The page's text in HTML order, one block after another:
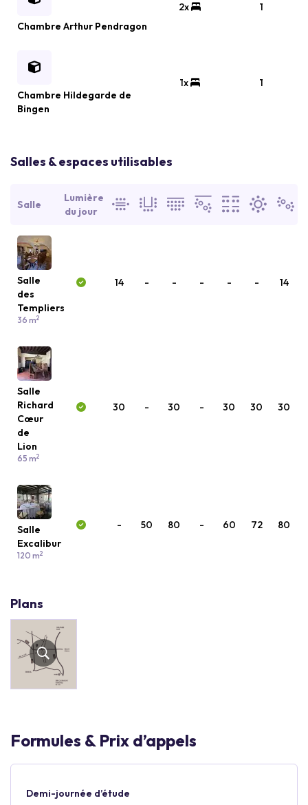
Chambre Arthur Pendragon
2x 1
Chambre Hildegarde de
Bingen
1x 1
Salles & espaces utilisables
Salle
Lumière
du jour
Salle
des
Templiers
36 m2
14 - - - - - 14
Salle
Richard
Cœur
de
Lion
65 m2
30 - 30 - 30 30 30
Salle
Excalibur
120 m2
- 50 80 - 60 72 80
Plans
Formules & Prix d’appels
Demi-journée d’étude